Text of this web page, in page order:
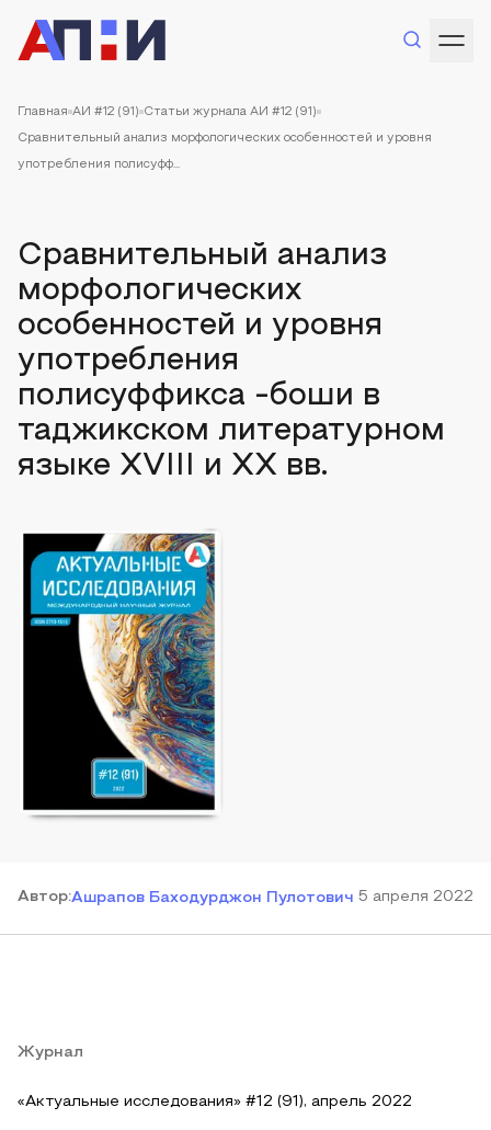
Главная АИ #12 (91) Статьи журнала АИ #12 (91)
Сравнительный анализ морфологических особенностей и уровня
употребления полисуфф...
Сравнительный анализ
морфологических
особенностей и уровня
употребления
полисуффикса -боши в
таджикском литературном
языке XVIII и XX вв.
Автор:Ашрапов Баходурджон Пулотович 5 апреля 2022
Журнал
«Актуальные исследования» #12 (91), апрель 2022